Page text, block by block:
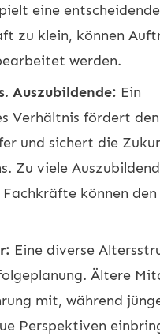
eine
zu klein, können
werden.
Auszubildende: Ein
Verhältnis fördert den
und sichert die
Zu viele
Fachkräfte können
Eine diverse
Ältere
mit, während
Perspektiven